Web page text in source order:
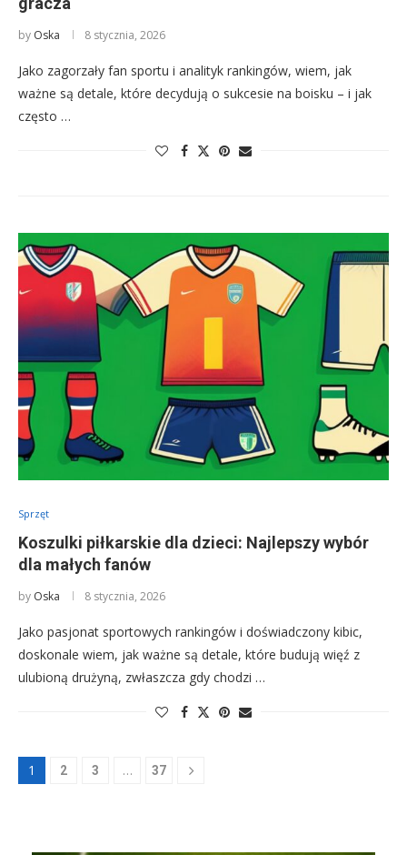
by Oska 8 stycznia, 2026
Jako zagorzały fan sportu i analityk rankingów, wiem, jak
ważne są detale, które decydują o sukcesie na boisku – i jak
często …
Sprzęt
Koszulki piłkarskie dla dzieci: Najlepszy wybór
dla małych fanów
by Oska 8 stycznia, 2026
Jako pasjonat sportowych rankingów i doświadczony kibic,
doskonale wiem, jak ważne są detale, które budują więź z
ulubioną drużyną, zwłaszcza gdy chodzi …
1 2 3 … 37